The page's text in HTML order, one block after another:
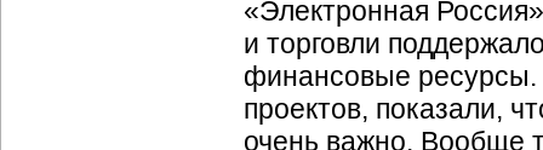
«Электронная
и торговли
финансовые ресурсы.
проектов, показали,
очень важно. Вообще